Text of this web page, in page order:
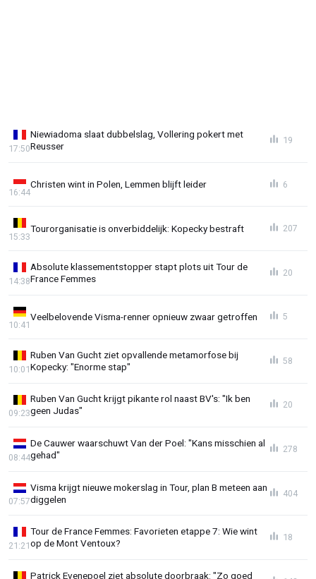
Niewiadoma slaat dubbelslag, Vollering pokert met
Reusser
17:50
19
Christen wint in Polen, Lemmen blijft leider
16:44
6
Tourorganisatie is onverbiddelijk: Kopecky bestraft
15:33
207
Absolute klassementstopper stapt plots uit Tour de
France Femmes
14:38
20
Veelbelovende Visma-renner opnieuw zwaar getroffen
10:41
5
Ruben Van Gucht ziet opvallende metamorfose bij
Kopecky: "Enorme stap"
10:01
58
Ruben Van Gucht krijgt pikante rol naast BV's: "Ik ben
geen Judas"
09:23
20
De Cauwer waarschuwt Van der Poel: "Kans misschien al
gehad"
08:44
278
Visma krijgt nieuwe mokerslag in Tour, plan B meteen aan
diggelen
07:57
404
Tour de France Femmes: Favorieten etappe 7: Wie wint
op de Mont Ventoux?
21:21
18
Patrick Evenepoel ziet absolute doorbraak: "Zo goed